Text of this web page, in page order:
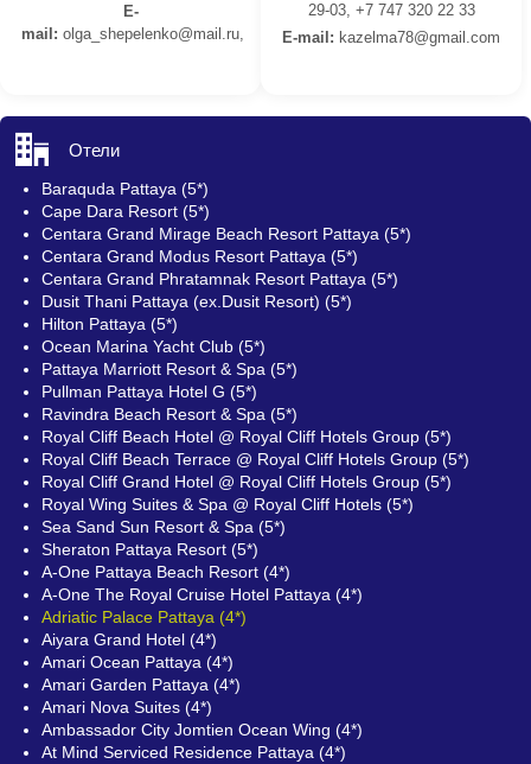
E-
mail: olga_shepelenko@mail.ru,
29-03, +7 747 320 22 33
E-mail: kazelma78@gmail.com
Отели
Baraquda Pattaya (5*)
Cape Dara Resort (5*)
Centara Grand Mirage Beach Resort Pattaya (5*)
Centara Grand Modus Resort Pattaya (5*)
Centara Grand Phratamnak Resort Pattaya (5*)
Dusit Thani Pattaya (ex.Dusit Resort) (5*)
Hilton Pattaya (5*)
Ocean Marina Yacht Club (5*)
Pattaya Marriott Resort & Spa (5*)
Pullman Pattaya Hotel G (5*)
Ravindra Beach Resort & Spa (5*)
Royal Cliff Beach Hotel @ Royal Cliff Hotels Group (5*)
Royal Cliff Beach Terrace @ Royal Cliff Hotels Group (5*)
Royal Cliff Grand Hotel @ Royal Cliff Hotels Group (5*)
Royal Wing Suites & Spa @ Royal Cliff Hotels (5*)
Sea Sand Sun Resort & Spa (5*)
Sheraton Pattaya Resort (5*)
A-One Pattaya Beach Resort (4*)
A-One The Royal Cruise Hotel Pattaya (4*)
Adriatic Palace Pattaya (4*)
Aiyara Grand Hotel (4*)
Amari Ocean Pattaya (4*)
Amari Garden Pattaya (4*)
Amari Nova Suites (4*)
Ambassador City Jomtien Ocean Wing (4*)
At Mind Serviced Residence Pattaya (4*)